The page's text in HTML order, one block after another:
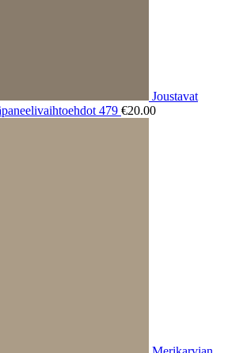
Joustavat
479 €20.00